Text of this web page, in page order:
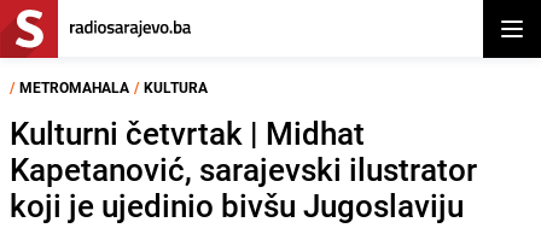
/ METROMAHALA / KULTURA
Kulturni četvrtak | Midhat
Kapetanović, sarajevski ilustrator
koji je ujedinio bivšu Jugoslaviju